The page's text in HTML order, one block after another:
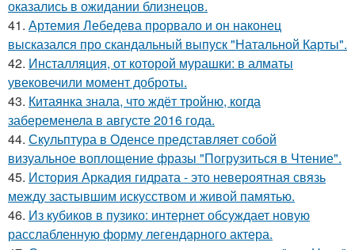
оказались в ожидании близнецов.
41. Артемия Лебедева прорвало и он наконец
высказался про скандальный выпуск "Натальной Карты".
42. Инсталляция, от которой мурашки: в алматы
увековечили момент доброты.
43. Китаянка знала, что ждёт тройню, когда
забеременела в августе 2016 года.
44. Скульптура в Оденсе представляет собой
визуальное воплощение фразы "Погрузиться в Чтение".
45. История Аркадия гидрата - это невероятная связь
между застывшим искусством и живой памятью.
46. Из кубиков в пузико: интернет обсуждает новую
расслабленную форму легендарного актера.